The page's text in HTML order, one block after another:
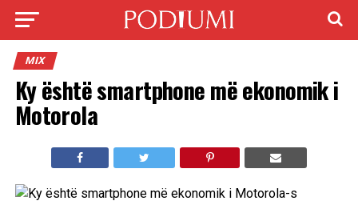
MIX
Ky është smartphone më ekonomik i
Motorola